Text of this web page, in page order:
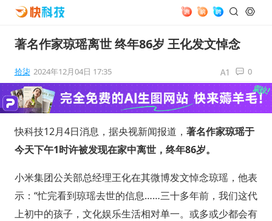
著名作家琼瑶离世 终年86岁 王化发文悼念
拾柒 2024年12月04日 17:35 0
快科技12月4日消息，据央视新闻报道， 著名作家琼瑶于
今天下午1时许被发现在家中离世，终年86岁。
小米集团公关部总经理王化在其微博发文悼念琼瑶，他表
示：“忙完看到琼瑶去世的信息……三十多年前，我们这代
上初中的孩子，文化娱乐生活相对单一。或多或少都会有